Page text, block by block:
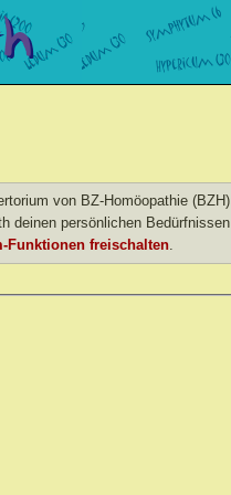
von BZ-Homöopathie (BZH)
deinen persönlichen Bedürfnissen
Funktionen freischalten